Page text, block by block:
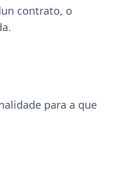
contrato, o
para a que